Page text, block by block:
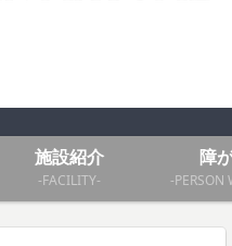
施設紹介
-FACILITY-
障
-PERSON